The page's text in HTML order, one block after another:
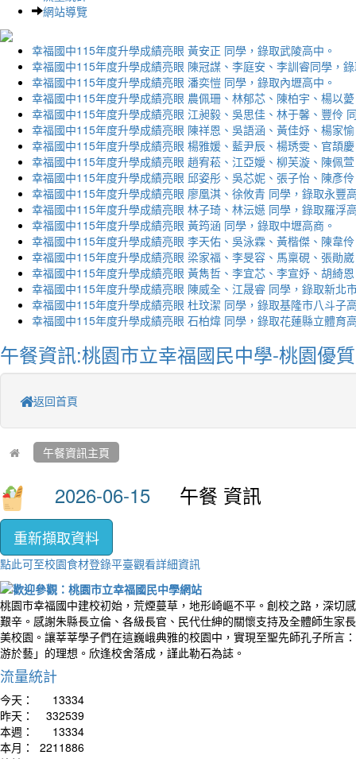
網站導覽
幸福國中115年度升學成績亮眼 黃安正 同學，錄取武陵高中。
幸福國中115年度升學成績亮眼 陳冠謀、李庭安、李訓睿同學，
幸福國中115年度升學成績亮眼 潘奕愷 同學，錄取內壢高中。
幸福國中115年度升學成績亮眼 農佩珊、林郁芯、陳柏宇、楊以
幸福國中115年度升學成績亮眼 江昶毅、吳思佳、林于馨、豐伶
幸福國中115年度升學成績亮眼 陳祥恩、吳語涵、黃佳妤、楊家
幸福國中115年度升學成績亮眼 楊雅媛、藍尹辰、楊琇雯、官頡
幸福國中115年度升學成績亮眼 趙宥菘、江亞嬡、柳芙漩、陳佩
幸福國中115年度升學成績亮眼 邱姿彤、吳芯妮、張子怡、陳彥
幸福國中115年度升學成績亮眼 廖凰淇、徐攸青 同學，錄取永豐
幸福國中115年度升學成績亮眼 林子琦、林沄嬨 同學，錄取羅浮
幸福國中115年度升學成績亮眼 黃筠涵 同學，錄取中壢高商。
幸福國中115年度升學成績亮眼 李天佑、吳泳霖、黃楷傑、陳韋
幸福國中115年度升學成績亮眼 梁家福、李旻容、馬稟硯、張勛
幸福國中115年度升學成績亮眼 黃雋哲、李宜芯、李宣妤、胡綺
幸福國中115年度升學成績亮眼 陳威全、江晟睿 同學，錄取新北
幸福國中115年度升學成績亮眼 杜玟潔 同學，錄取基隆市八斗子
幸福國中115年度升學成績亮眼 石柏煒 同學，錄取花蓮縣立體育
午餐資訊:桃園市立幸福國民中學-桃園優
返回首頁
午餐資訊主頁
午餐 資訊
重新擷取資料
點此可至校園食材登錄平臺觀看詳細資訊
桃園市幸福國中建校初始，荒煙蔓草，地形崎嶇不平。創校之路，深切
艱辛。感謝朱縣長立倫、各級長官、民代仕紳的關懷支持及全體師生家
美校園。讓莘莘學子們在這巍峨典雅的校園中，實現至聖先師孔子所言
游於藝」的理想。欣逢校舍落成，謹此勒石為誌。
流量統計
今天：
13334
昨天：
332539
本週：
13334
本月：
2211886